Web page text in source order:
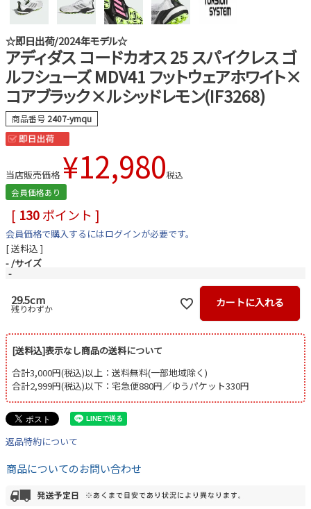
☆即日出荷/2024年モデル☆
アディダス コードカオス 25 スパイクレス ゴ
ルフシューズ MDV41 フットウェアホワイト×
コアブラック×ルシッドレモン(IF3268)
商品番号 2407-ymqu
当店販売価格 ¥12,980税込
会員価格あり
[ 130ポイント ]
会員価格で購入するにはログインが必要です。
送料込
- サイズ
-
29.5cm
残りわずか カートに入れる
[送料込]表示なし商品の送料について
合計3,000円(税込)以上：送料無料(一部地域除く)
合計2,999円(税込)以下：宅急便880円／ゆうパケット330円
返品特約について
商品についてのお問い合わせ